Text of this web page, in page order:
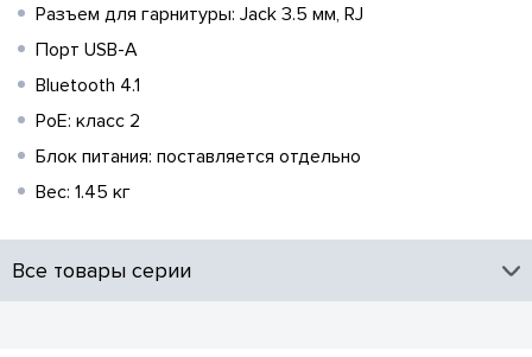
Разъем для гарнитуры: Jack 3.5 мм, RJ
Порт USB-A
Bluetooth 4.1
PoE: класс 2
Блок питания: поставляется отдельно
Вес: 1.45 кг
Все товары серии